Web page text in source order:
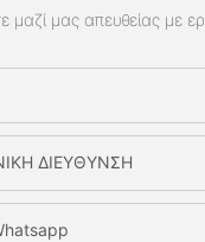
μαζί μας απευθείας με
ΔΙΕΥΘΥΝΣΗ